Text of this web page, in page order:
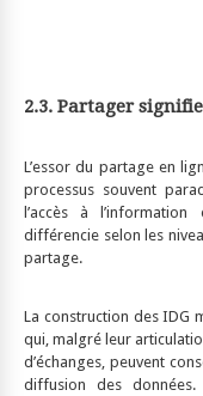
2.3. Partager
L’essor du partage en
processus souvent
l’accès à
différencie selon les
partage.
La construction des IDG
qui, malgré leur
d’échanges, peuvent
diffusion des